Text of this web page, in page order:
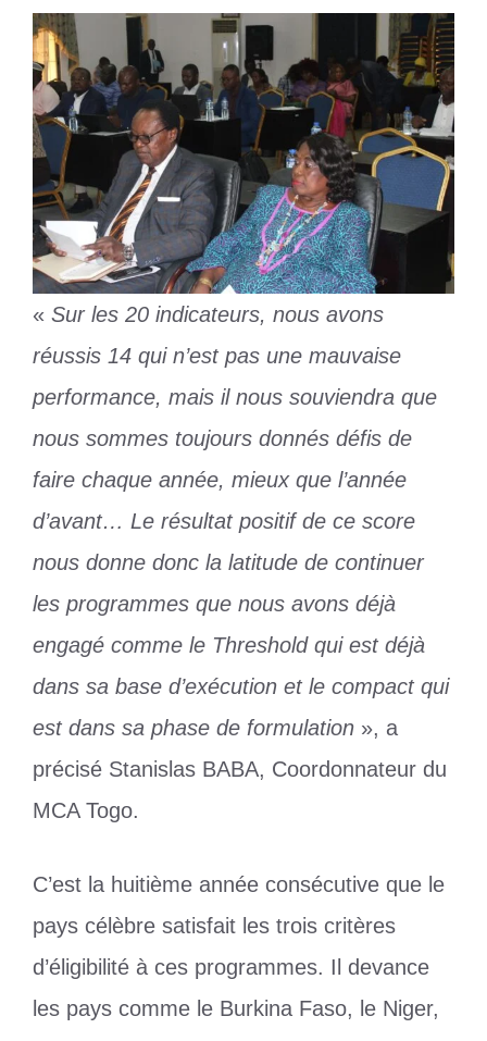
« Sur les 20 indicateurs, nous avons
réussis 14 qui n’est pas une mauvaise
performance, mais il nous souviendra que
nous sommes toujours donnés défis de
faire chaque année, mieux que l’année
d’avant… Le résultat positif de ce score
nous donne donc la latitude de continuer
les programmes que nous avons déjà
engagé comme le Threshold qui est déjà
dans sa base d’exécution et le compact qui
est dans sa phase de formulation », a
précisé Stanislas BABA, Coordonnateur du
MCA Togo.
C’est la huitième année consécutive que le
pays célèbre satisfait les trois critères
d’éligibilité à ces programmes. Il devance
les pays comme le Burkina Faso, le Niger,